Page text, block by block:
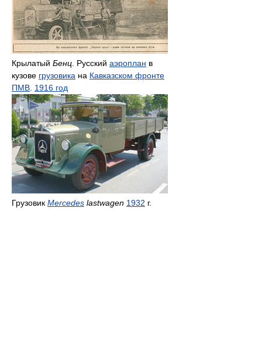
Крылатый Бенц. Русский аэроплан в
кузове грузовика на Кавказском фронте
ПМВ. 1916 год
Грузовик Mercedes lastwagen 1932 г.